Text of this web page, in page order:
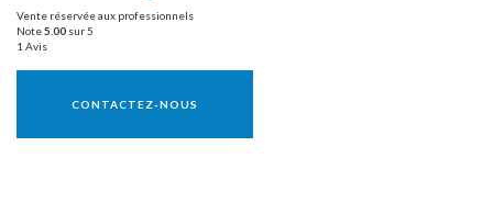
Vente réservée aux professionnels
Note5.00 sur 5
1 Avis
CONTACTEZ-NOUS